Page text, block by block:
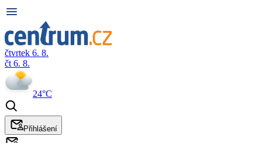
čtvrtek 6. 8.
čt 6. 8.
24°C
Přihlášení